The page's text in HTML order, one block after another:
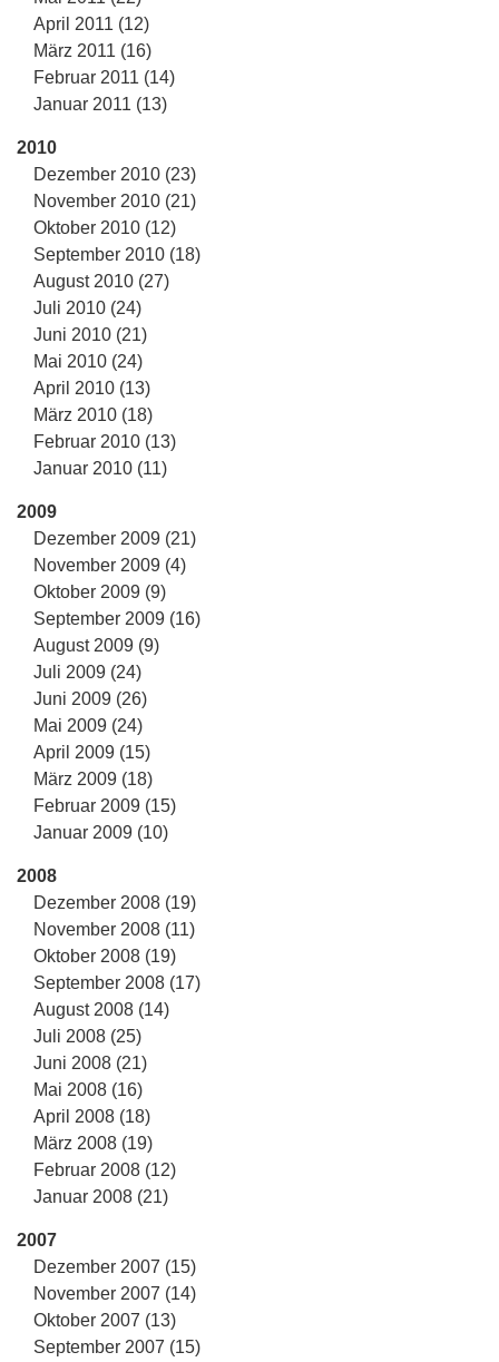
April 2011 (12)
März 2011 (16)
Februar 2011 (14)
Januar 2011 (13)
2010
Dezember 2010 (23)
November 2010 (21)
Oktober 2010 (12)
September 2010 (18)
August 2010 (27)
Juli 2010 (24)
Juni 2010 (21)
Mai 2010 (24)
April 2010 (13)
März 2010 (18)
Februar 2010 (13)
Januar 2010 (11)
2009
Dezember 2009 (21)
November 2009 (4)
Oktober 2009 (9)
September 2009 (16)
August 2009 (9)
Juli 2009 (24)
Juni 2009 (26)
Mai 2009 (24)
April 2009 (15)
März 2009 (18)
Februar 2009 (15)
Januar 2009 (10)
2008
Dezember 2008 (19)
November 2008 (11)
Oktober 2008 (19)
September 2008 (17)
August 2008 (14)
Juli 2008 (25)
Juni 2008 (21)
Mai 2008 (16)
April 2008 (18)
März 2008 (19)
Februar 2008 (12)
Januar 2008 (21)
2007
Dezember 2007 (15)
November 2007 (14)
Oktober 2007 (13)
September 2007 (15)